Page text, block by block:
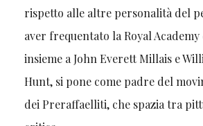
rispetto alle altre personalità del
aver frequentato la Royal
insieme a John Everett Millais e
Hunt, si pone come padre del
dei Preraffaelliti, che spazia tra